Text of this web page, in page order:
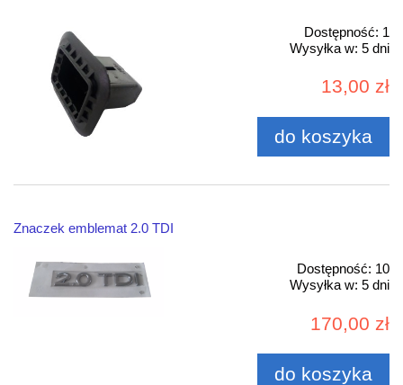
Dostępność: 1
Wysyłka w: 5 dni
13,00 zł
do koszyka
Znaczek emblemat 2.0 TDI
Dostępność: 10
Wysyłka w: 5 dni
170,00 zł
do koszyka